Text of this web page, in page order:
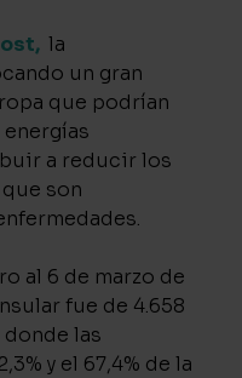
la
un gran
que podrían
energías
a reducir los
son
al 6 de marzo de
fue de 4.658
donde las
y el 67,4% de la